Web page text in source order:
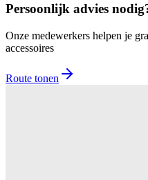
Persoonlijk advies
Onze medewerkers helpen je
accessoires
Route tonen